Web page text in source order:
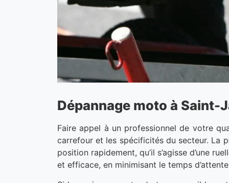
Dépannage moto à Saint-
Faire appel à un professionnel de votre
carrefour et les spécificités du secteur. La
position rapidement, qu’il s’agisse d’une
et efficace, en minimisant le temps